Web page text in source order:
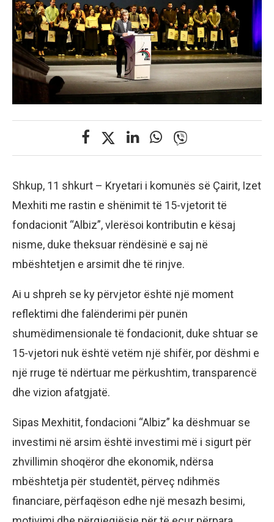
Shkup, 11 shkurt – Kryetari i komunës së Çairit, Izet
Mexhiti me rastin e shënimit të 15-vjetorit të
fondacionit “Albiz”, vlerësoi kontributin e kësaj
nisme, duke theksuar rëndësinë e saj në
mbështetjen e arsimit dhe të rinjve.
Ai u shpreh se ky përvjetor është një moment
reflektimi dhe falënderimi për punën
shumëdimensionale të fondacionit, duke shtuar se
15-vjetori nuk është vetëm një shifër, por dëshmi e
një rruge të ndërtuar me përkushtim, transparencë
dhe vizion afatgjatë.
Sipas Mexhitit, fondacioni “Albiz” ka dëshmuar se
investimi në arsim është investimi më i sigurt për
zhvillimin shoqëror dhe ekonomik, ndërsa
mbështetja për studentët, përveç ndihmës
financiare, përfaqëson edhe një mesazh besimi,